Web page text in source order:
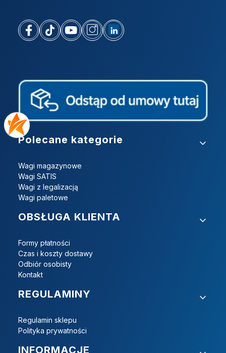
Linki w stopce
Polecane kategorie
Wagi magazynowe
Wagi SATIS
Wagi z legalizacją
Wagi paletowe
OBSŁUGA KLIENTA
Formy płatności
Czas i koszty dostawy
Odbiór osobisty
Kontakt
REGULAMINY
Regulamin sklepu
Polityka prywatności
INFORMACJE